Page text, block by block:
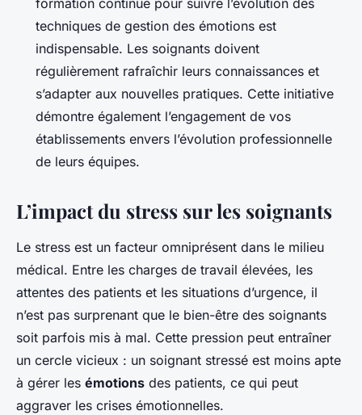
formation continue pour suivre l’évolution des
techniques de gestion des émotions est
indispensable. Les soignants doivent
régulièrement rafraîchir leurs connaissances et
s’adapter aux nouvelles pratiques. Cette initiative
démontre également l’engagement de vos
établissements envers l’évolution professionnelle
de leurs équipes.
L’impact du stress sur les soignants
Le stress est un facteur omniprésent dans le milieu
médical. Entre les charges de travail élevées, les
attentes des patients et les situations d’urgence, il
n’est pas surprenant que le bien-être des soignants
soit parfois mis à mal. Cette pression peut entraîner
un cercle vicieux : un soignant stressé est moins apte
à gérer les émotions des patients, ce qui peut
aggraver les crises émotionnelles.